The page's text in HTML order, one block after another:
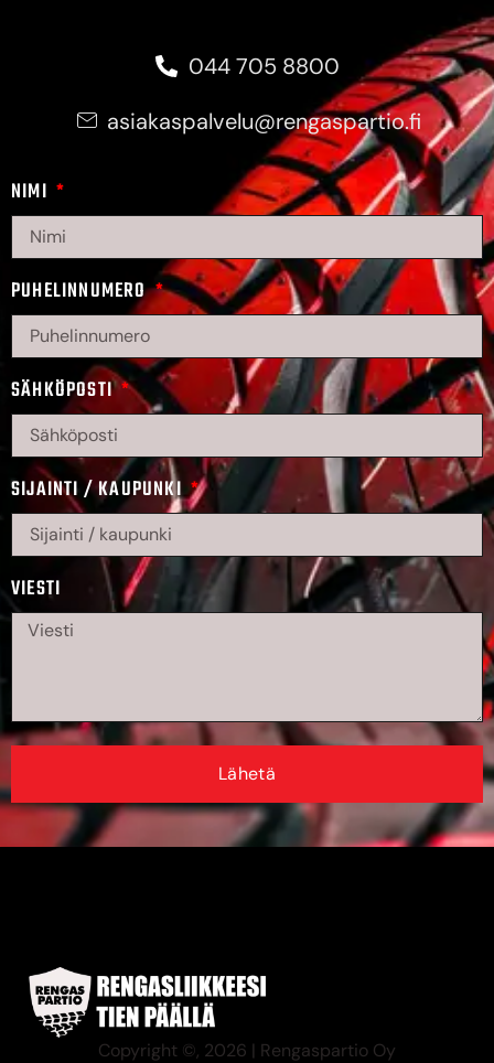
044 705 8800
asiakaspalvelu@rengaspartio.fi
NIMI
PUHELINNUMERO
SÄHKÖPOSTI
SIJAINTI / KAUPUNKI
VIESTI
Lähetä
Copyright ©, 2026 | Rengaspartio Oy